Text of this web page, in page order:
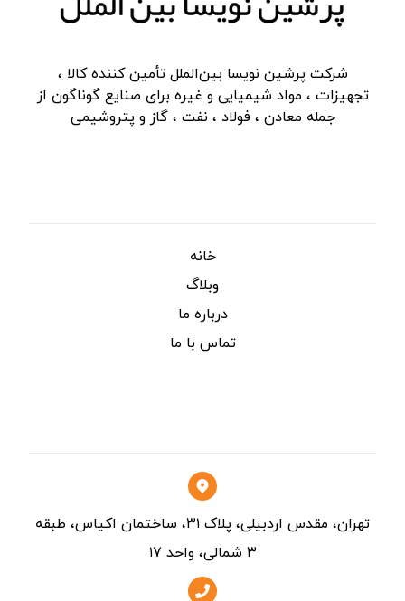
شرکت پرشین نویسا بین‌الملل تأمین کننده کالا ،
تجهیزات ، مواد شیمیایی و غیره برای صنایع گوناگون از
جمله معادن ، فولاد ، نفت ، گاز و پتروشیمی
خانه
وبلاگ
درباره ما
تماس با ما
تهران، مقدس اردبیلی، پلاک ۳۱، ساختمان اکیاس، طبقه
۳ شمالی، واحد ۱۷